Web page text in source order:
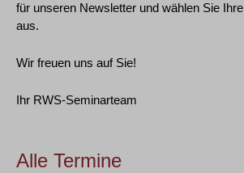
für unseren Newsletter und wählen Sie
aus.
Wir freuen uns auf Sie!
Ihr RWS-Seminarteam
Alle Termine